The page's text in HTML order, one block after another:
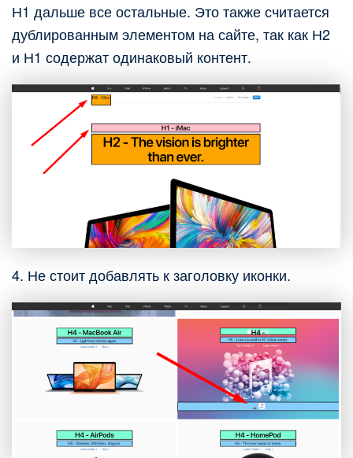
Н1 дальше все остальные. Это также считается
дублированным элементом на сайте, так как Н2
и Н1 содержат одинаковый контент.
4. Не стоит добавлять к заголовку иконки.